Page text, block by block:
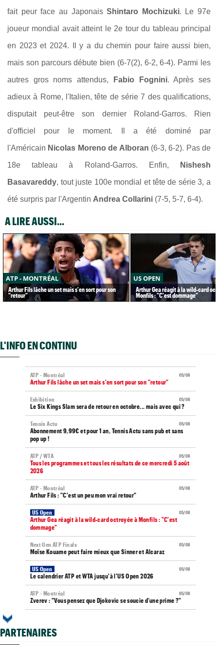
fait peur face au JaponaisShintaro Mochizuki. Le 97e
joueur mondial avait atteint le 2e tour du tableau principal
en 2023 et 2024. Il y a du chemin pour faire aussi bien,
mais son parcours débute bien (6-7(2), 6-2, 6-4). Parmi les
autres gros noms attendus, Fabio Fognini. Après ses
adieux à Rome, l'Italien, tête de série 7 des qualifications,
disputait peut-être son dernier Roland-Garros. Rien
d'officiel pour le moment. Il a été dominé par
l'Américain Nicolas Moreno de Alboran (6-3, 6-2). Pas de
18e tableau à Roland-Garros. Enfin, Nishesh
Basavareddy, tout juste 100e mondial et tête de série 3, a
été surpris par l'Argentin Andrea Collarini (7-5, 5-7, 6-4).
A LIRE AUSSI...
ATP - MONTRÉAL
Arthur Fils lâche un set mais s'en sort pour son
"retour"
US OPEN
Arthur Gea réagit à la wild-card
Monfils : "C'est dommage"
L'INFO EN CONTINU
05/08
ATP - Montréal
Arthur Fils lâche un set mais s'en sort pour son "retour"
05/08
Exhibition
Le Six Kings Slam sera de retour en octobre... mais avec qui ?
05/08
Tennis Actu
Abonnement 9,99€ et pour 1 an, Tennis Actu sans pub et sans
pop up !
05/08
ATP / WTA
Tous les programmes et tous les résultats de ce mercredi 5 août
2026
05/08
ATP - Montréal
Arthur Fils : "C'est un peu mon vrai retour"
05/08
US Open
Arthur Gea réagit à la wild-card octroyée à Monfils : "C'est
dommage"
05/08
Next Gen ATP Finals
Moïse Kouame peut faire mieux que Sinner et Alcaraz
05/08
US Open
Le calendrier ATP et WTA jusqu'à l'US Open 2026
05/08
ATP - Montréal
Zverev : "Vous pensez que Djokovic se soucie d’une prime ?"
PARTENAIRES